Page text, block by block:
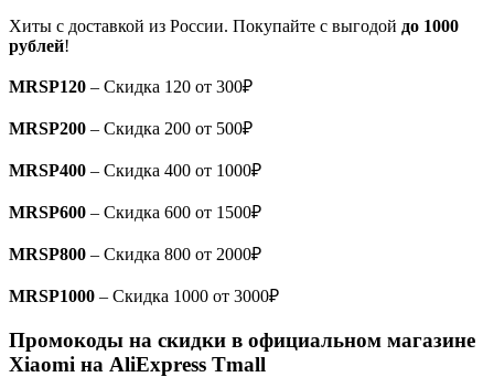
Хиты с доставкой из России. Покупайте с выгодой до 1000
рублей!
MRSP120 – Скидка 120 от 300₽
MRSP200 – Скидка 200 от 500₽
MRSP400 – Скидка 400 от 1000₽
MRSP600 – Скидка 600 от 1500₽
MRSP800 – Скидка 800 от 2000₽
MRSP1000 – Скидка 1000 от 3000₽
Промокоды на скидки в официальном магазине
Xiaomi на AliExpress Tmall